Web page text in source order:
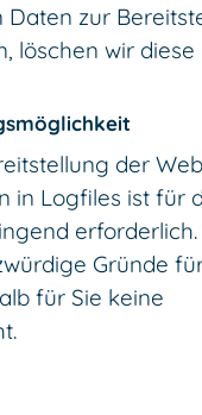
zur
löschen wir diese
der
in Logfiles ist für
Gründe
für Sie keine